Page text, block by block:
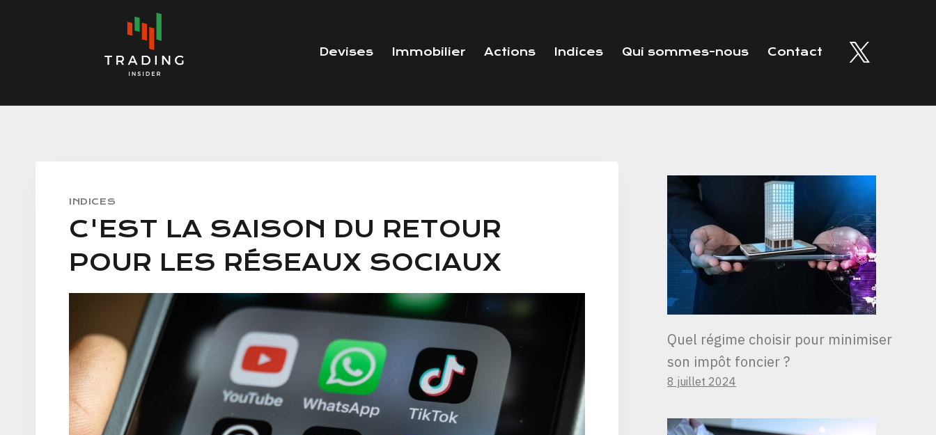
Devises Immobilier Actions Indices Qui sommes-nous Contact
INDICES
C'EST LA SAISON DU RETOUR
POUR LES RÉSEAUX SOCIAUX
Quel régime choisir pour minimiser
son impôt foncier ?
8 juillet 2024